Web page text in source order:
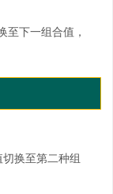
至下一组合值，
换至第二种组